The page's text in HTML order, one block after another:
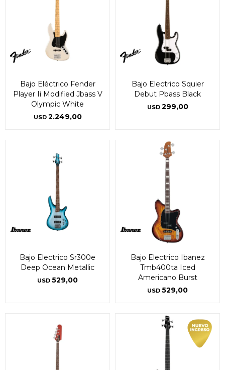
Bajo Eléctrico Fender
Player Ii Modified Jbass V
Olympic White
USD 2.249,00
Bajo Electrico Squier
Debut Pbass Black
USD 299,00
Bajo Electrico Sr300e
Deep Ocean Metallic
USD 529,00
Bajo Electrico Ibanez
Tmb400ta Iced
Americano Burst
USD 529,00